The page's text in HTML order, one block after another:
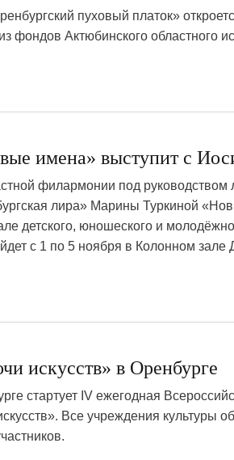
пуховый платок»
фондов Актюбинского областного
имена» выступит с
филармонии под руководством
лира» Марины Туркиной
детского, юношеского и
с 1 по 5 ноября в Колонном
искусств» в Оренбурге
стартует IV ежегодная
Все учреждения культуры